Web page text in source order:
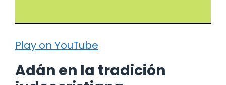
Play on YouTube
Adán en la tradición